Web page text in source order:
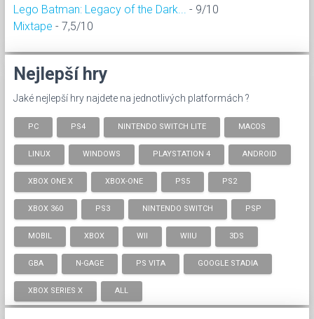
Lego Batman: Legacy of the Dark...
- 9/10
Mixtape - 7,5/10
Nejlepší hry
Jaké nejlepší hry najdete na jednotlivých platformách ?
PC PS4 NINTENDO SWITCH LITE MACOS
LINUX WINDOWS PLAYSTATION 4 ANDROID
XBOX ONE X XBOX-ONE PS5 PS2
XBOX 360 PS3 NINTENDO SWITCH PSP
MOBIL XBOX WII WIIU 3DS
GBA N-GAGE PS VITA GOOGLE STADIA
XBOX SERIES X ALL